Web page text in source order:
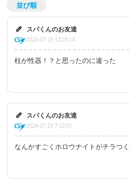
並び順
スパくんのお友達
2024-07-23 12:28:14
柱が性器！？と思ったのに違った
スパくんのお友達
2024-07-23 7:22:01
なんかすごくホロウナイトがチラつ